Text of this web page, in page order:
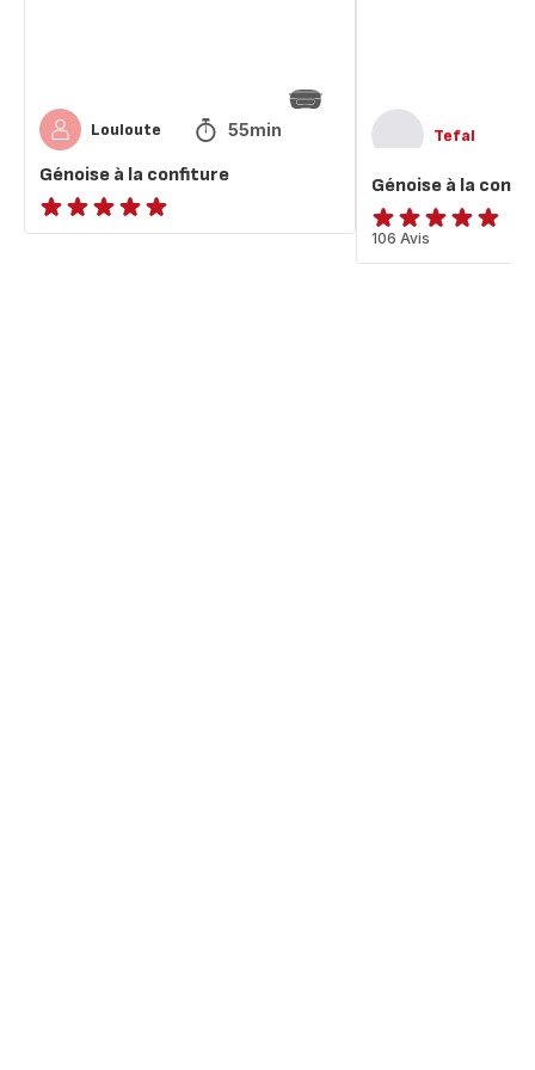
Louloute 55min
Génoise à la confiture
ratings.NaN
Tefal
Génoise à la
ratings.4.8
106 Avis